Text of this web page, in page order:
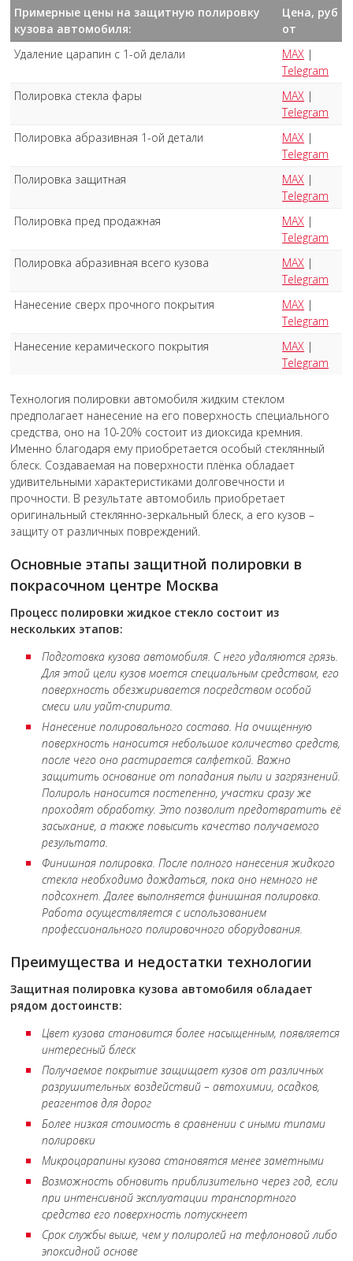
Примерные цены на защитную полировку
кузова автомобиля:
Цена, руб
от
Удаление царапин с 1-ой делали
MAX |
Telegram
Полировка стекла фары
MAX |
Telegram
Полировка абразивная 1-ой детали
MAX |
Telegram
Полировка защитная
MAX |
Telegram
Полировка пред продажная
MAX |
Telegram
Полировка абразивная всего кузова
MAX |
Telegram
Нанесение сверх прочного покрытия
MAX |
Telegram
Нанесение керамического покрытия
MAX |
Telegram
Технология полировки автомобиля жидким стеклом
предполагает нанесение на его поверхность специального
средства, оно на 10-20% состоит из диоксида кремния.
Именно благодаря ему приобретается особый стеклянный
блеск. Создаваемая на поверхности плёнка обладает
удивительными характеристиками долговечности и
прочности. В результате автомобиль приобретает
оригинальный стеклянно-зеркальный блеск, а его кузов –
защиту от различных повреждений.
Основные этапы защитной полировки в
покрасочном центре Москва
Процесс полировки жидкое стекло состоит из
нескольких этапов:
Подготовка кузова автомобиля. С него удаляются грязь.
Для этой цели кузов моется специальным средством, его
поверхность обезжиривается посредством особой
смеси или уайт-спирита.
Нанесение полировального состава. На очищенную
поверхность наносится небольшое количество средств,
после чего оно растирается салфеткой. Важно
защитить основание от попадания пыли и загрязнений.
Полироль наносится постепенно, участки сразу же
проходят обработку. Это позволит предотвратить её
засыхание, а также повысить качество получаемого
результата.
Финишная полировка. После полного нанесения жидкого
стекла необходимо дождаться, пока оно немного не
подсохнет. Далее выполняется финишная полировка.
Работа осуществляется с использованием
профессионального полировочного оборудования.
Преимущества и недостатки технологии
Защитная полировка кузова автомобиля обладает
рядом достоинств:
Цвет кузова становится более насыщенным, появляется
интересный блеск
Получаемое покрытие защищает кузов от различных
разрушительных воздействий – автохимии, осадков,
реагентов для дорог
Более низкая стоимость в сравнении с иными типами
полировки
Микроцарапины кузова становятся менее заметными
Возможность обновить приблизительно через год, если
при интенсивной эксплуатации транспортного
средства его поверхность потускнеет
Срок службы выше, чем у полиролей на тефлоновой либо
эпоксидной основе